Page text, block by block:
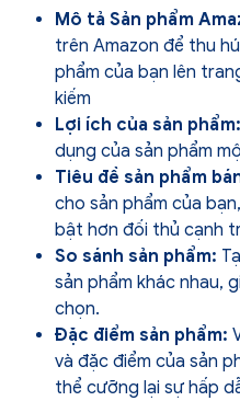
Mô tả Sản phẩm
trên Amazon để thu
phẩm của bạn lên
kiếm
Lợi ích của sản phẩm:
dụng của sản phẩm
Tiêu đề sản phẩm
cho sản phẩm của
bật hơn đối thủ cạnh
So sánh sản phẩm:
sản phẩm khác nhau,
chọn.
Đặc điểm sản phẩm:
và đặc điểm của sản
thể cưỡng lại sự hấp